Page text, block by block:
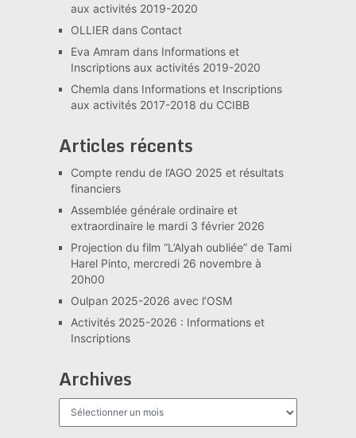
aux activités 2019-2020
OLLIER dans Contact
Eva Amram dans Informations et
Inscriptions aux activités 2019-2020
Chemla dans Informations et Inscriptions
aux activités 2017-2018 du CCIBB
Articles récents
Compte rendu de l’AGO 2025 et résultats
financiers
Assemblée générale ordinaire et
extraordinaire le mardi 3 février 2026
Projection du film “L’Alyah oubliée” de Tami
Harel Pinto, mercredi 26 novembre à
20h00
Oulpan 2025-2026 avec l’OSM
Activités 2025-2026 : Informations et
Inscriptions
Archives
Archives